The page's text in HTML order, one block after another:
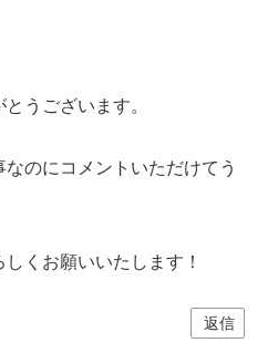
うございます。
のにコメントいただけてう
くお願いいたします！
返信